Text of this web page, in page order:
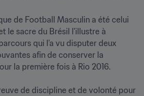
de Football Masculin a été celui
le sacre du Brésil l'illustre à
qui l'a vu disputer deux
afin de conserver la
la première fois à Rio 2016.
de discipline et de volonté pour